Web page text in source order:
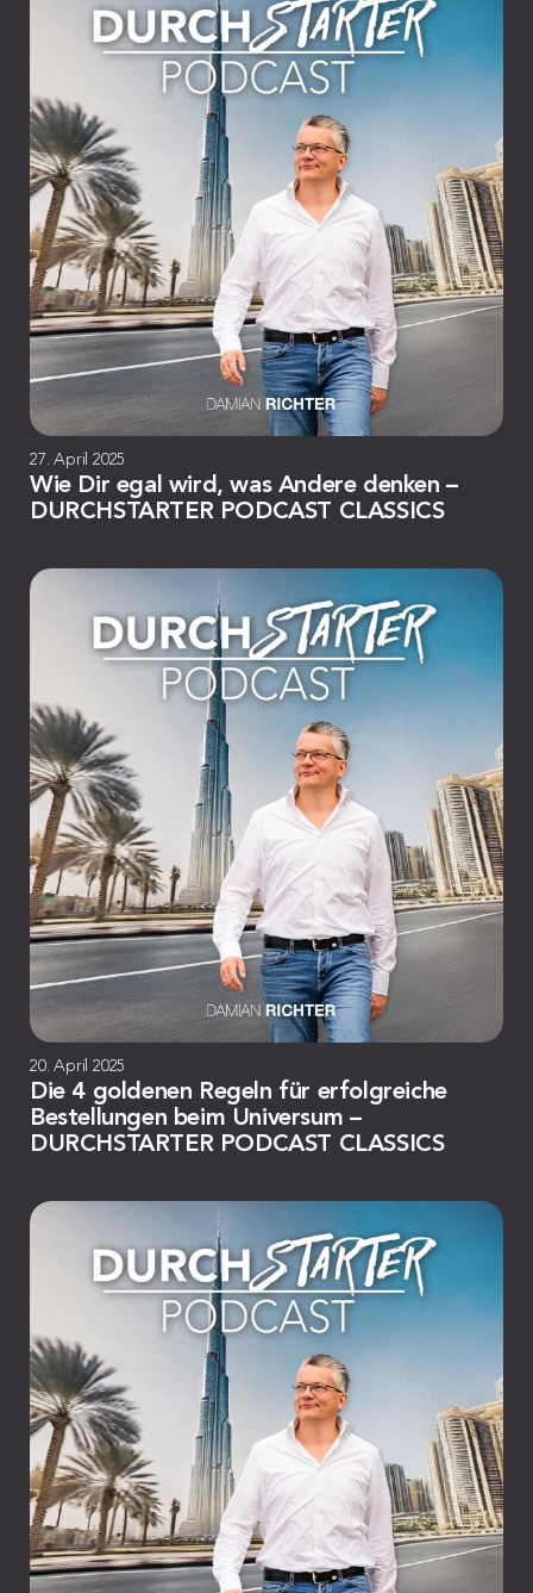
27. April 2025
Wie Dir egal wird, was Andere denken –
DURCHSTARTER PODCAST CLASSICS
20. April 2025
Die 4 goldenen Regeln für erfolgreiche
Bestellungen beim Universum –
DURCHSTARTER PODCAST CLASSICS